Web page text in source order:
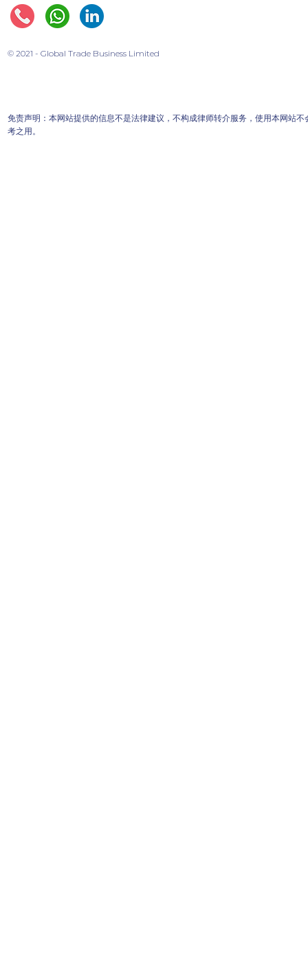
© 2021 - Global Trade Business Limited
免责声明：本网站提供的信息不是法律建议，不构成律师转介服务，使用本网站
考之用。